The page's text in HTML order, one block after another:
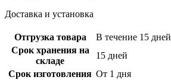
Доставка и установка
Отгрузка товара
В течение 15 дней
Срок хранения на
складе
15 дней
Срок изготовления От 1 дня